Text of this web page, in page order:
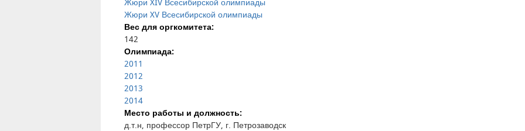
Жюри XV Всесибирской олимпиады
Вес для оргкомитета:
142
Олимпиада:
2011
2012
2013
2014
Место работы и должность:
д.т.н, профессор ПетрГУ, г. Петрозаводск